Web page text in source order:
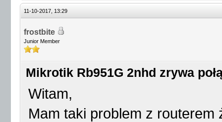
11-10-2017, 13:29
frostbite
Junior Member
Mikrotik Rb951G 2nhd zrywa
Witam,
Mam taki problem z routerem